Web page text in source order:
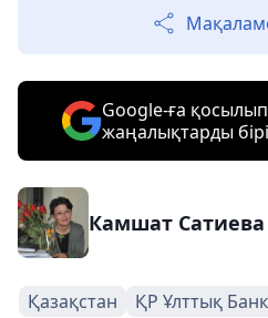
Google-ға
жаңалықтарды
Камшат Сатиева
Қазақстан ҚР Ұлттық